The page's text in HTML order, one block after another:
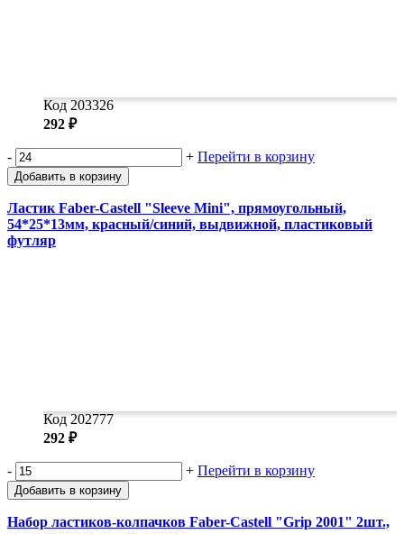
Код 203326
292 ₽
- + Перейти в корзину
Добавить в корзину
Ластик Faber-Castell "Sleeve Mini", прямоугольный,
54*25*13мм, красный/синий, выдвижной, пластиковый
футляр
Код 202777
292 ₽
- + Перейти в корзину
Добавить в корзину
Набор ластиков-колпачков Faber-Castell "Grip 2001" 2шт.,